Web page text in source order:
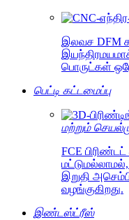
இலவச DFM
பொருட்கள்
பெட்டி கட்டமைப்பு
மற்றும்
FCE
இறுதி
வழங்குகிறது.
இண்டஸ்ட்ரீஸ்